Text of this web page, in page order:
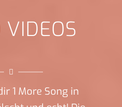
VIDEOS
1 More Song in